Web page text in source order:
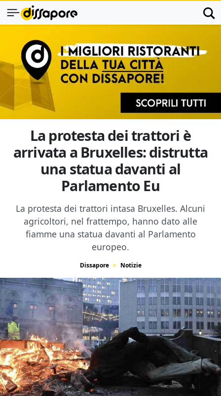
La protesta dei trattori è
arrivata a Bruxelles: distrutta
una statua davanti al
Parlamento Eu
La protesta dei trattori intasa Bruxelles. Alcuni
agricoltori, nel frattempo, hanno dato alle
fiamme una statua davanti al Parlamento
europeo.
Dissapore Notizie